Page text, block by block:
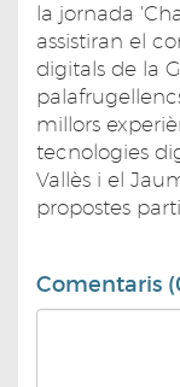
la jornada
assistiran el
digitals de la
millors
tecnologies
Vallès i el
propostes
Comentaris